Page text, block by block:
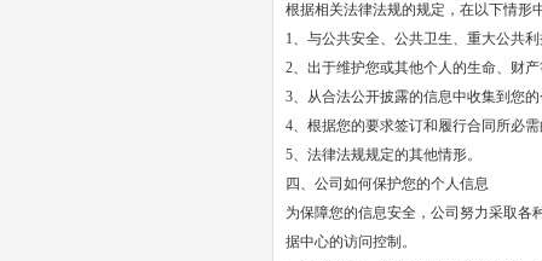
根据相关法律法规的规定，在以下情形
1、与公共安全、公共卫生、重大公共
2、出于维护您或其他个人的生命、财
3、从合法公开披露的信息中收集到您
4、根据您的要求签订和履行合同所必
5、法律法规规定的其他情形。
四、公司如何保护您的个人信息
为保障您的信息安全，公司努力采取各
据中心的访问控制。